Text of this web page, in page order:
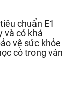
chuẩn E1
và có khả
vệ sức khỏe
có trong ván